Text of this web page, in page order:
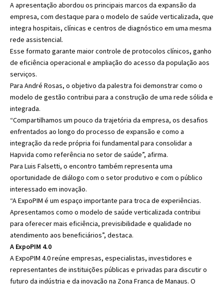
A apresentação abordou os principais marcos da expansão da
empresa, com destaque para o modelo de saúde verticalizada, que
integra hospitais, clínicas e centros de diagnóstico em uma mesma
rede assistencial.
Esse formato garante maior controle de protocolos clínicos, ganho
de eficiência operacional e ampliação do acesso da população aos
serviços.
Para André Rosas, o objetivo da palestra foi demonstrar como o
modelo de gestão contribui para a construção de uma rede sólida e
integrada.
“Compartilhamos um pouco da trajetória da empresa, os desafios
enfrentados ao longo do processo de expansão e como a
integração da rede própria foi fundamental para consolidar a
Hapvida como referência no setor de saúde”, afirma.
Para Luis Falsetti, o encontro também representa uma
oportunidade de diálogo com o setor produtivo e com o público
interessado em inovação.
“A ExpoPIM é um espaço importante para troca de experiências.
Apresentamos como o modelo de saúde verticalizada contribui
para oferecer mais eficiência, previsibilidade e qualidade no
atendimento aos beneficiários”, destaca.
A ExpoPIM 4.0
A ExpoPIM 4.0 reúne empresas, especialistas, investidores e
representantes de instituições públicas e privadas para discutir o
futuro da indústria e da inovação na Zona Franca de Manaus. O